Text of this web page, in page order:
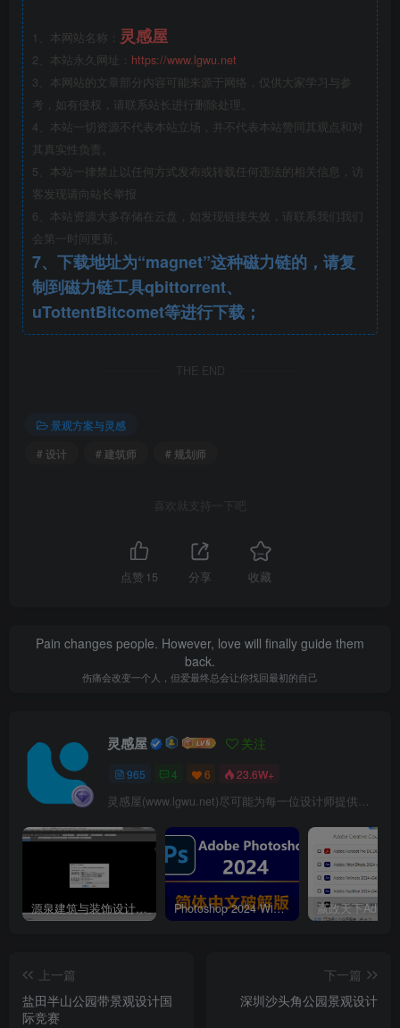
33.jpg
1、本网站名称： 灵感屋
2、本站永久网址： https://www.lgwu.net
3、本网站的文章部分内容可能来源于网络，仅供大家学习与参
考，如有侵权，请联系站长进行删除处理。
4、本站一切资源不代表本站立场，并不代表本站赞同其观点和对
其真实性负责。
5、本站一律禁止以任何方式发布或转载任何违法的相关信息，访
客发现请向站长举报
6、本站资源大多存储在云盘，如发现链接失效，请联系我们我们
会第一时间更新。
7、下载地址为“magnet”这种磁力链的，请复
制到磁力链工具qbittorrent、
uTottentBitcomet等进行下载；
THE END
景观方案与灵感
# 设计
# 建筑师 # 规划师
喜欢就支持一下吧
点赞 15 分享 收藏
Pain changes people. However, love will finally guide them
back.
伤痛会改变一个人，但爱最终总会让你找回最初的自己
灵感屋 关注
965 4 6 23.6W+
灵感屋(www.lgwu.net)尽可能为每一位设计师提供更全面、更精致、更具有创意感的设计素材。努力成为景观设计师展示实力和互相学习的优质网络资源发布平台。
源泉建筑与装饰设计CAD插件工具箱（YQArch 6.7.4） Photoshop 2024 Win|Mac 简体中文破解版安装包下载及安装教程
上一篇
盐田半山公园带景观设计国
际竞赛
下一篇
深圳沙头角公园景观设计